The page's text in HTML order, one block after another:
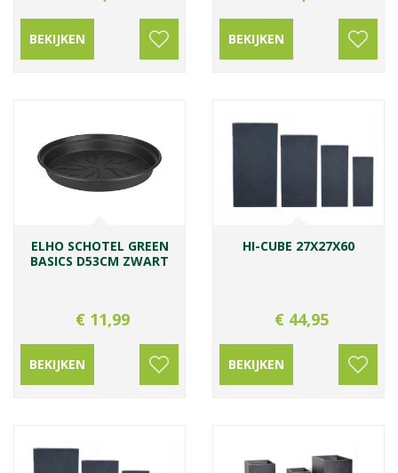
BEKIJKEN BEKIJKEN
ELHO SCHOTEL GREEN
BASICS D53CM ZWART
€ 11,99
BEKIJKEN
HI-CUBE 27X27X60
€ 44,95
BEKIJKEN